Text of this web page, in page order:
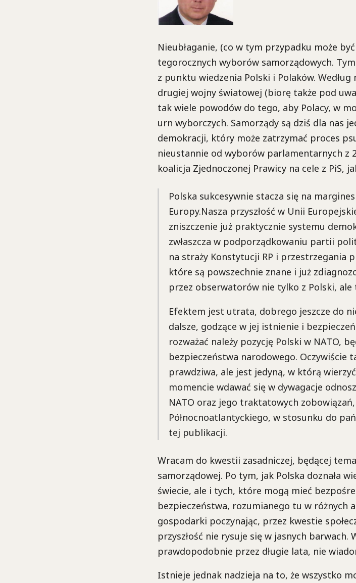
Nieubłaganie, (co w tym przypadku może
tegorocznych wyborów samorządowych.
z punktu wiedzenia Polski i Polaków.
drugiej wojny światowej (biorę także pod
tak wiele powodów do tego, aby Polacy, w
urn wyborczych. Samorządy są dziś dla nas
demokracji, który może zatrzymać proces
nieustannie od wyborów parlamentarnych z
koalicja Zjednoczonej Prawicy na cele z PiS,
Polska sukcesywnie stacza się na
Europy.Nasza przyszłość w Unii
zniszczenie już praktycznie systemu
zwłaszcza w podporządkowaniu partii
na straży Konstytucji RP i przestrzegania
które są powszechnie znane i już
przez obserwatorów nie tylko z Polski, ale
Efektem jest utrata, dobrego jeszcze do
dalsze, godzące w jej istnienie i
rozważać należy pozycję Polski w NATO,
bezpieczeństwa narodowego. Oczywiście
prawdziwa, ale jest jedyną, w którą
momencie wdawać się w dywagacje
NATO oraz jego traktatowych
Północnoatlantyckiego, w stosunku do
tej publikacji.
Wracam do kwestii zasadniczej, będącej
samorządowej. Po tym, jak Polska doznała
świecie, ale i tych, które mogą mieć
bezpieczeństwa, rozumianego tu w różnych
gospodarki poczynając, przez kwestie
przyszłość nie rysuje się w jasnych
prawdopodobnie przez długie lata, nie
Istnieje jednak nadzieja na to, że wszystko